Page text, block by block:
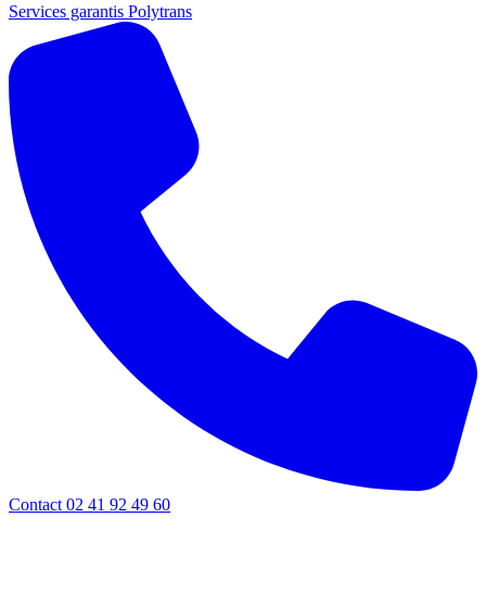
Services garantis Polytrans
Contact 02 41 92 49 60